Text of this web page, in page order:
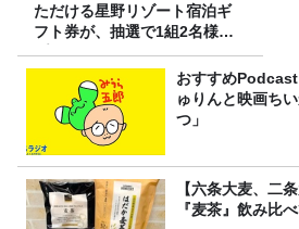
ただける星野リゾート宿泊ギ
フト券が、抽選で1組2名様に
プレゼント！
おすすめ
ゅりんと映画ち
つ」
【六条大麦、二
『麦茶』飲み比